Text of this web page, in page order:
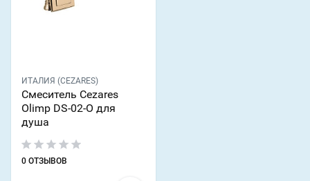
ИТАЛИЯ (CEZARES)
Смеситель Cezares
Olimp DS-02-O для
душа
0 ОТЗЫВОВ